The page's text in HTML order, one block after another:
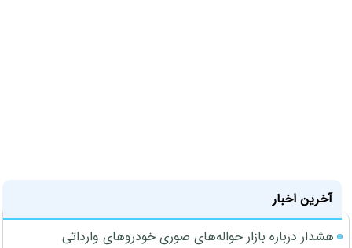
آخرین اخبار
هشدار درباره بازار حواله‌های صوری خودروهای وارداتی